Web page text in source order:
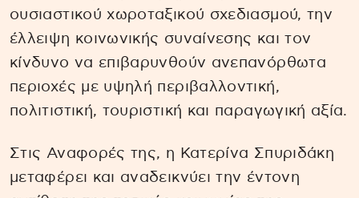
ουσιαστικού χωροταξικού σχεδιασμού, την
έλλειψη κοινωνικής συναίνεσης και τον
κίνδυνο να επιβαρυνθούν ανεπανόρθωτα
περιοχές με υψηλή περιβαλλοντική,
πολιτιστική, τουριστική και παραγωγική αξία.
Στις Αναφορές της, η Κατερίνα Σπυριδάκη
μεταφέρει και αναδεικνύει την έντονη